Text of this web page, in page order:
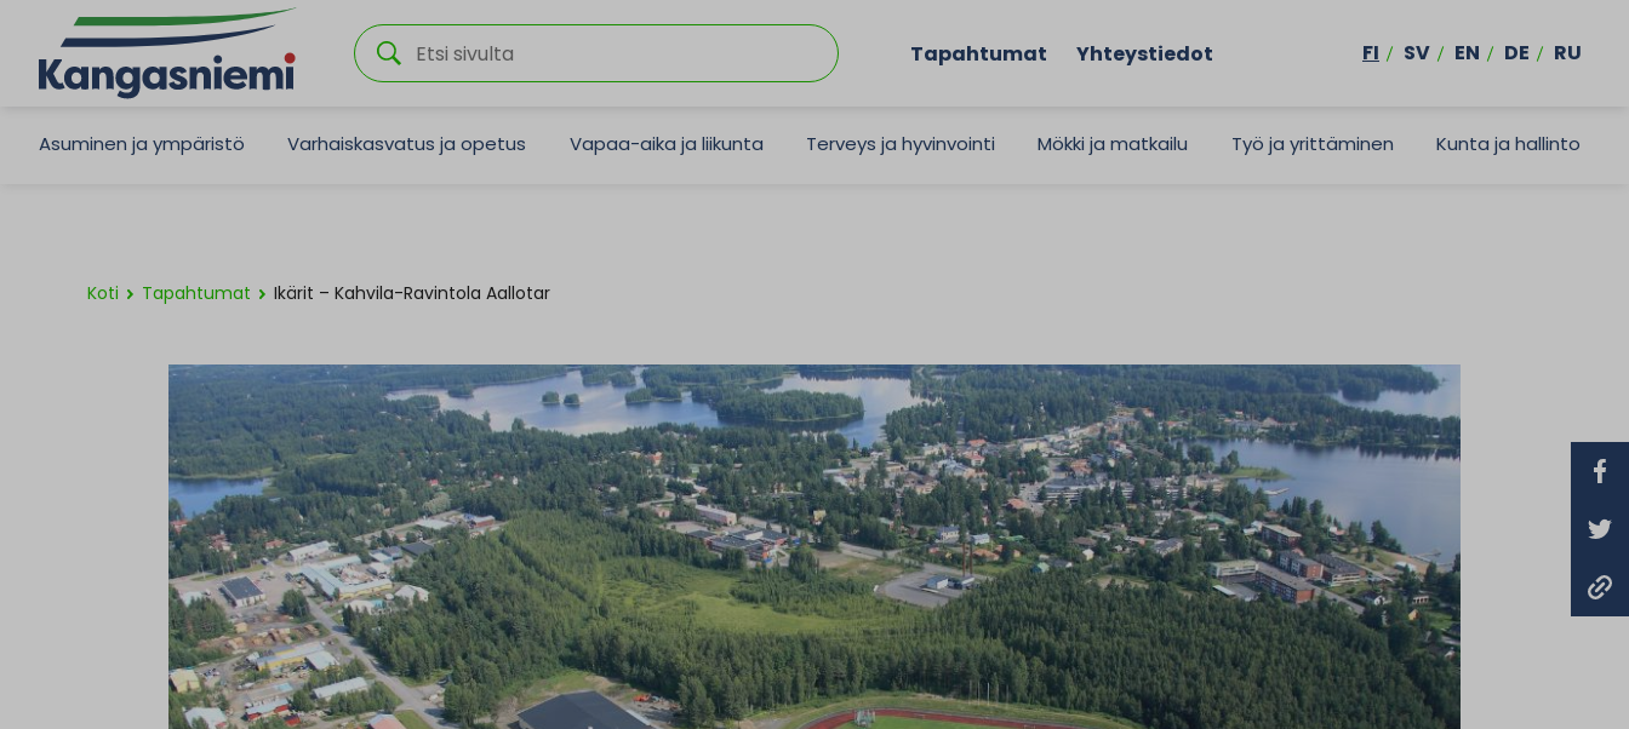
Tapahtumat Yhteystiedot FI SV EN DE RU
Asuminen ja ympäristö Varhaiskasvatus ja opetus Vapaa-aika ja liikunta Terveys ja hyvinvointi Mökki ja matkailu Työ ja yrittäminen Kunta ja hallinto
Koti Tapahtumat Ikärit – Kahvila-Ravintola Aallotar